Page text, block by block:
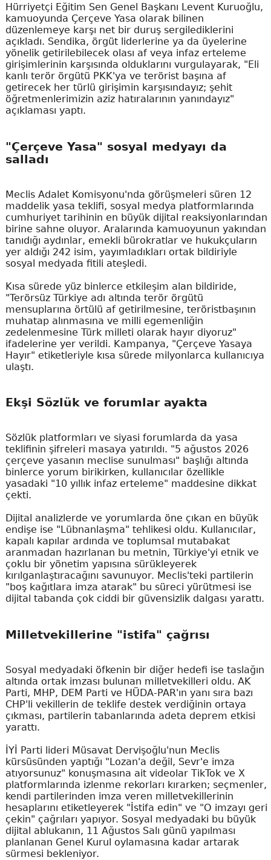
Hürriyetçi Eğitim Sen Genel Başkanı Levent Kuruoğlu,
kamuoyunda Çerçeve Yasa olarak bilinen
düzenlemeye karşı net bir duruş sergilediklerini
açıkladı. Sendika, örgüt liderlerine ya da üyelerine
yönelik getirilebilecek olası af veya infaz erteleme
girişimlerinin karşısında olduklarını vurgulayarak, "Eli
kanlı terör örgütü PKK'ya ve terörist başına af
getirecek her türlü girişimin karşısındayız; şehit
öğretmenlerimizin aziz hatıralarının yanındayız"
açıklaması yaptı.
"Çerçeve Yasa" sosyal medyayı da
salladı
Meclis Adalet Komisyonu'nda görüşmeleri süren 12
maddelik yasa teklifi, sosyal medya platformlarında
cumhuriyet tarihinin en büyük dijital reaksiyonlarından
birine sahne oluyor. Aralarında kamuoyunun yakından
tanıdığı aydınlar, emekli bürokratlar ve hukukçuların
yer aldığı 242 isim, yayımladıkları ortak bildiriyle
sosyal medyada fitili ateşledi.
Kısa sürede yüz binlerce etkileşim alan bildiride,
"Terörsüz Türkiye adı altında terör örgütü
mensuplarına örtülü af getirilmesine, teröristbaşının
muhatap alınmasına ve milli egemenliğin
zedelenmesine Türk milleti olarak hayır diyoruz"
ifadelerine yer verildi. Kampanya, "Çerçeve Yasaya
Hayır" etiketleriyle kısa sürede milyonlarca kullanıcıya
ulaştı.
Ekşi Sözlük ve forumlar ayakta
Sözlük platformları ve siyasi forumlarda da yasa
teklifinin şifreleri masaya yatırıldı. "5 ağustos 2026
çerçeve yasanın meclise sunulması" başlığı altında
binlerce yorum birikirken, kullanıcılar özellikle
yasadaki "10 yıllık infaz erteleme" maddesine dikkat
çekti.
Dijital analizlerde ve yorumlarda öne çıkan en büyük
endişe ise "Lübnanlaşma" tehlikesi oldu. Kullanıcılar,
kapalı kapılar ardında ve toplumsal mutabakat
aranmadan hazırlanan bu metnin, Türkiye'yi etnik ve
çoklu bir yönetim yapısına sürükleyerek
kırılganlaştıracağını savunuyor. Meclis'teki partilerin
"boş kağıtlara imza atarak" bu süreci yürütmesi ise
dijital tabanda çok ciddi bir güvensizlik dalgası yarattı.
Milletvekillerine "istifa" çağrısı
Sosyal medyadaki öfkenin bir diğer hedefi ise taslağın
altında ortak imzası bulunan milletvekilleri oldu. AK
Parti, MHP, DEM Parti ve HÜDA-PAR'ın yanı sıra bazı
CHP'li vekillerin de teklife destek verdiğinin ortaya
çıkması, partilerin tabanlarında adeta deprem etkisi
yarattı.
İYİ Parti lideri Müsavat Dervişoğlu'nun Meclis
kürsüsünden yaptığı "Lozan'a değil, Sevr'e imza
atıyorsunuz" konuşmasına ait videolar TikTok ve X
platformlarında izlenme rekorları kırarken; seçmenler,
kendi partilerinden imza veren milletvekillerinin
hesaplarını etiketleyerek "İstifa edin" ve "O imzayı geri
çekin" çağrıları yapıyor. Sosyal medyadaki bu büyük
dijital ablukanın, 11 Ağustos Salı günü yapılması
planlanan Genel Kurul oylamasına kadar artarak
sürmesi bekleniyor.